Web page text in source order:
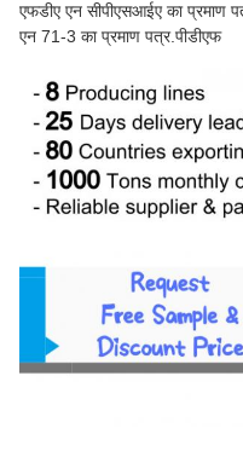
एफडीए एन सीपीएसआईए का प्रमाण
एन 71-3 का प्रमाण पत्र.पीडीएफ